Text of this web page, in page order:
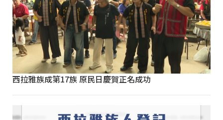
西拉雅族成第17族 原民日慶賀正名成功